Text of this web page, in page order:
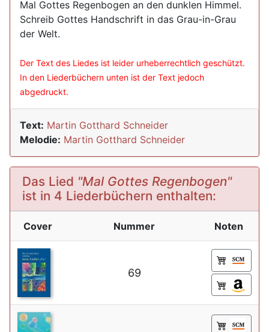
Mal Gottes Regenbogen an den dunklen Himmel.
Schreib Gottes Handschrift in das Grau-in-Grau
der Welt.
Der Text des Liedes ist leider urheberrechtlich geschützt.
In den Liederbüchern unten ist der Text jedoch
abgedruckt.
Text: Martin Gotthard Schneider
Melodie: Martin Gotthard Schneider
Das Lied "Mal Gottes Regenbogen"
ist in 4 Liederbüchern enthalten:
Cover Nummer Noten
69